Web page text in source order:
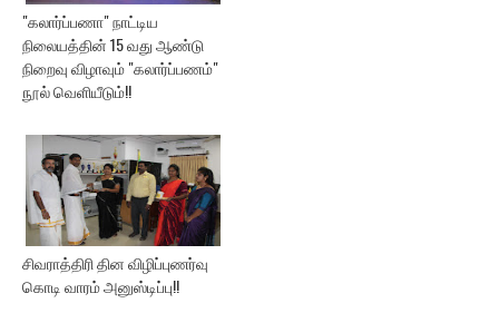
"கலார்ப்பணா" நாட்டிய
நிலையத்தின் 15 வது ஆண்டு
நிறைவு விழாவும் "கலார்ப்பணம்"
நூல் வெளியீடும்!!
சிவராத்திரி தின விழிப்புணர்வு
கொடி வாரம் அனுஸ்டிப்பு!!